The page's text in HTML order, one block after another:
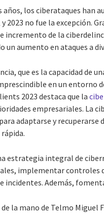
años, los ciberataques han
2023 no fue la excepción.
incremento de la
un aumento en ataques a
que es la capacidad de
en un entorno
2023 destaca que la
empresariales. La
adaptarse y recuperarse
estrategia integral de
implementar controles
incidentes. Además,
la mano de Telmo Miguel